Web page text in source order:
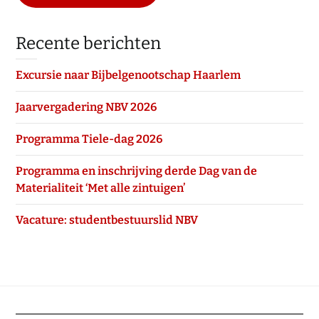
Recente berichten
Excursie naar Bijbelgenootschap Haarlem
Jaarvergadering NBV 2026
Programma Tiele-dag 2026
Programma en inschrijving derde Dag van de
Materialiteit ‘Met alle zintuigen’
Vacature: studentbestuurslid NBV